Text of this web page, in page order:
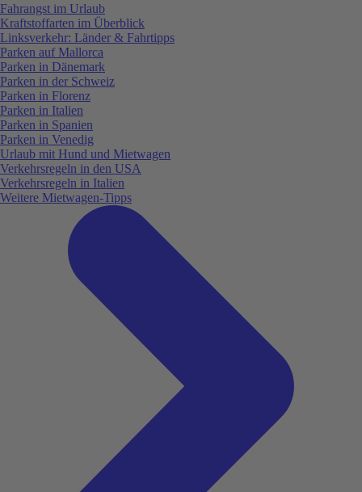
Fahrangst im Urlaub
Kraftstoffarten im Überblick
Linksverkehr: Länder & Fahrtipps
Parken auf Mallorca
Parken in Dänemark
Parken in der Schweiz
Parken in Florenz
Parken in Italien
Parken in Spanien
Parken in Venedig
Urlaub mit Hund und Mietwagen
Verkehrsregeln in den USA
Verkehrsregeln in Italien
Weitere Mietwagen-Tipps